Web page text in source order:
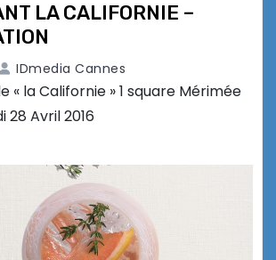
LA CALIFORNIE –
IDmedia Cannes
« la Californie » 1 square Mérimée
28 Avril 2016